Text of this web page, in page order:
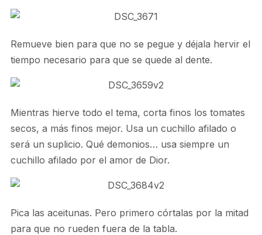
Remueve bien para que no se pegue y déjala hervir el
tiempo necesario para que se quede al dente.
Mientras hierve todo el tema, corta finos los tomates
secos, a más finos mejor. Usa un cuchillo afilado o
será un suplicio. Qué demonios… usa siempre un
cuchillo afilado por el amor de Dior.
Pica las aceitunas. Pero primero córtalas por la mitad
para que no rueden fuera de la tabla.